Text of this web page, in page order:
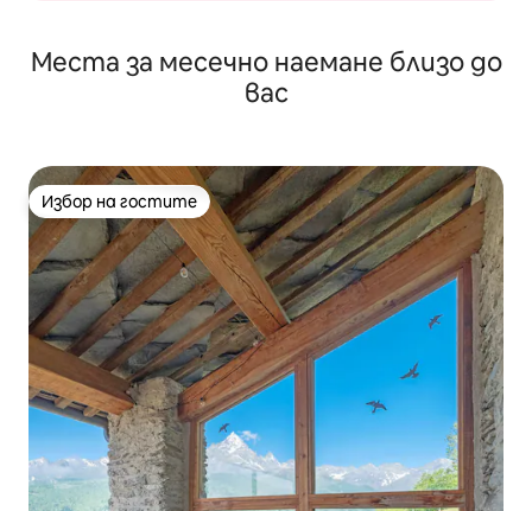
Места за месечно наемане близо до
вас
Избор на гостите
Избор на гостите